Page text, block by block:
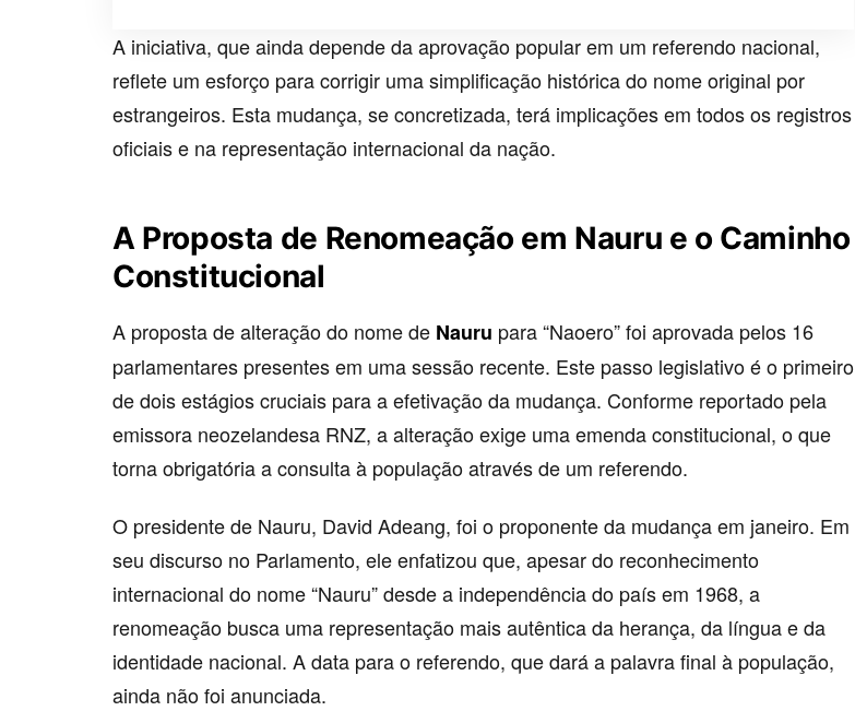
A iniciativa, que ainda depende da aprovação popular em um referendo nacional,
reflete um esforço para corrigir uma simplificação histórica do nome original por
estrangeiros. Esta mudança, se concretizada, terá implicações em todos os registros
oficiais e na representação internacional da nação.
A Proposta de Renomeação em Nauru e o Caminho
Constitucional
A proposta de alteração do nome de Nauru para “Naoero” foi aprovada pelos 16
parlamentares presentes em uma sessão recente. Este passo legislativo é o primeiro
de dois estágios cruciais para a efetivação da mudança. Conforme reportado pela
emissora neozelandesa RNZ, a alteração exige uma emenda constitucional, o que
torna obrigatória a consulta à população através de um referendo.
O presidente de Nauru, David Adeang, foi o proponente da mudança em janeiro. Em
seu discurso no Parlamento, ele enfatizou que, apesar do reconhecimento
internacional do nome “Nauru” desde a independência do país em 1968, a
renomeação busca uma representação mais autêntica da herança, da língua e da
identidade nacional. A data para o referendo, que dará a palavra final à população,
ainda não foi anunciada.